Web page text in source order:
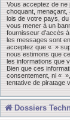
Vous acceptez de ne
choquant,
lois de votre pays,
vous mener à un
fournisseur d’accès
les messages sont
acceptez que « »
nous estimons que
les informations que
Bien que ces
consentement, ni «
tentative de piratage
Dossiers